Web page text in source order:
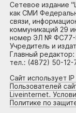
Сетевое издание
как СМИ
связи,
коммуникаций 29
номер ЭЛ № ФС77-
Учредитель и
Главный
тел.: (4872) 50-12-
Сайт использует
Пользователей
Liveinternet.
Политике по